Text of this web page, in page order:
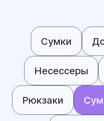
Сумки
Несессеры
Рюкзаки